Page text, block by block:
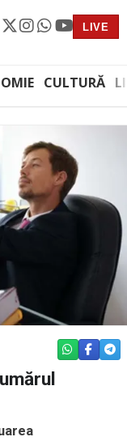
LIVE
CULTURĂ
WHATSAPP